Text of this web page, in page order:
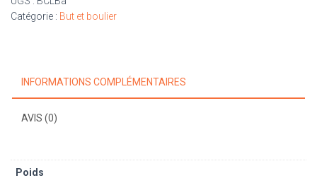
points
"luxe"
type
Bonzini
Catégorie : But et boulier
INFORMATIONS COMPLÉMENTAIRES
AVIS (0)
Poids